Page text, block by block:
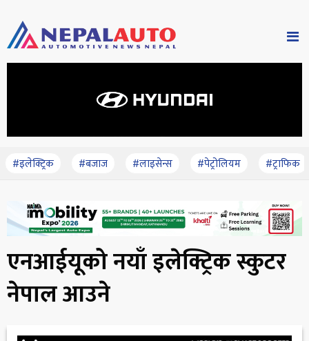
#इलेक्ट्रिक #बजाज #लाइसेन्स #पेट्रोलियम #ट्राफिक
एनआईयूको नयाँ इलेक्ट्रिक स्कुटर
नेपाल आउने